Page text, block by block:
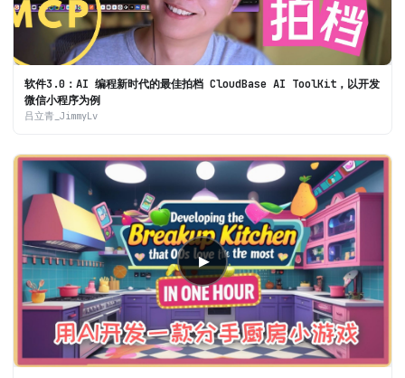
软件3.0：AI 编程新时代的最佳拍档 CloudBase AI ToolKit，以开发
微信小程序为例
吕立青_JimmyLv
▶